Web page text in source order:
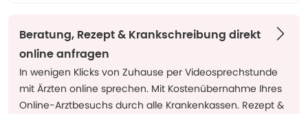
Beratung, Rezept & Krankschreibung direkt
online anfragen
In wenigen Klicks von Zuhause per Videosprechstunde
mit Ärzten online sprechen. Mit Kostenübernahme Ihres
Online-Arztbesuchs durch alle Krankenkassen. Rezept &